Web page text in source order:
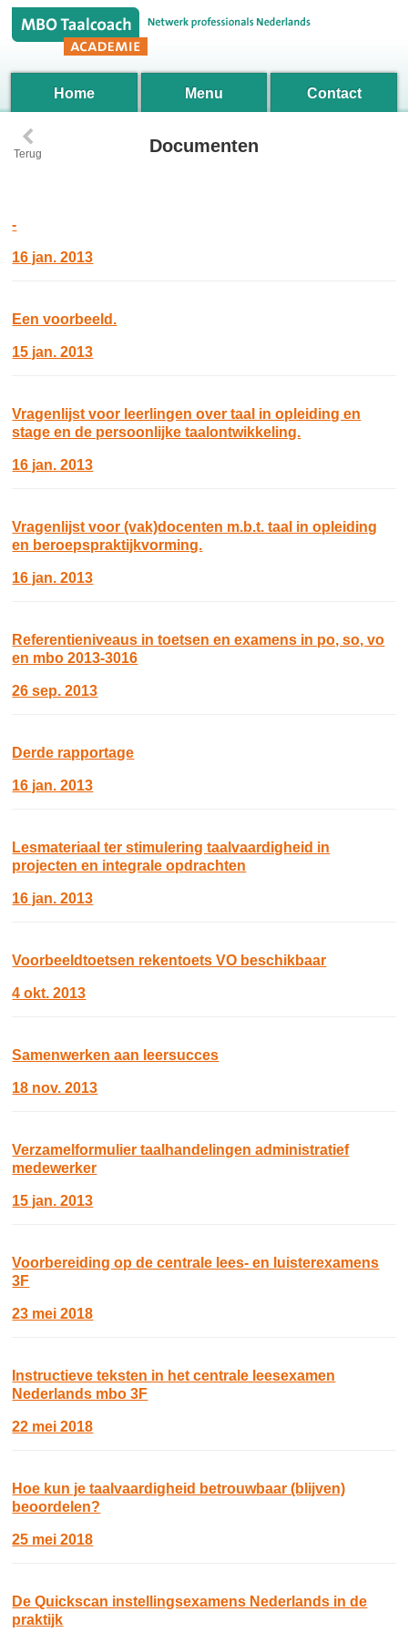
Home Menu Contact
‹
Terug Documenten
-
16 jan. 2013
Een voorbeeld.
15 jan. 2013
Vragenlijst voor leerlingen over taal in opleiding en
stage en de persoonlijke taalontwikkeling.
16 jan. 2013
Vragenlijst voor (vak)docenten m.b.t. taal in opleiding
en beroepspraktijkvorming.
16 jan. 2013
Referentieniveaus in toetsen en examens in po, so, vo
en mbo 2013-3016
26 sep. 2013
Derde rapportage
16 jan. 2013
Lesmateriaal ter stimulering taalvaardigheid in
projecten en integrale opdrachten
16 jan. 2013
Voorbeeldtoetsen rekentoets VO beschikbaar
4 okt. 2013
Samenwerken aan leersucces
18 nov. 2013
Verzamelformulier taalhandelingen administratief
medewerker
15 jan. 2013
Voorbereiding op de centrale lees- en luisterexamens
3F
23 mei 2018
Instructieve teksten in het centrale leesexamen
Nederlands mbo 3F
22 mei 2018
Hoe kun je taalvaardigheid betrouwbaar (blijven)
beoordelen?
25 mei 2018
De Quickscan instellingsexamens Nederlands in de
praktijk